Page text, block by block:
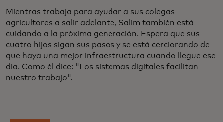
Mientras trabaja para ayudar a sus colegas
agricultores a salir adelante, Salim también está
cuidando a la próxima generación. Espera que sus
cuatro hijos sigan sus pasos y se está cerciorando de
que haya una mejor infraestructura cuando llegue ese
día. Como él dice: "Los sistemas digitales facilitan
nuestro trabajo".